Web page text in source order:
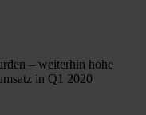
– weiterhin hohe
in Q1 2020